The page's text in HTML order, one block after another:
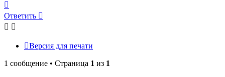
к
началу
Ответить
Версия для печати
1 сообщение • Страница 1 из 1